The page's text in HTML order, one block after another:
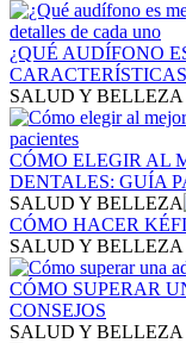
¿QUÉ AUDÍFONO
SALUD Y BELLEZA
CÓMO ELEGIR AL
DENTALES: GUÍA
SALUD Y BELLEZA
CÓMO HACER
SALUD Y BELLEZA
CÓMO SUPERAR
CONSEJOS
SALUD Y BELLEZA